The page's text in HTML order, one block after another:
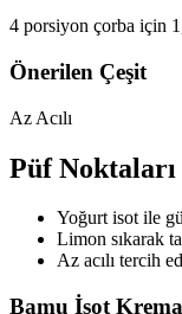
4 porsiyon çorba için
Önerilen Çeşit
Az Acılı
Püf Noktaları
Yoğurt isot ile
Limon sıkarak
Az acılı tercih
Bamu İsot